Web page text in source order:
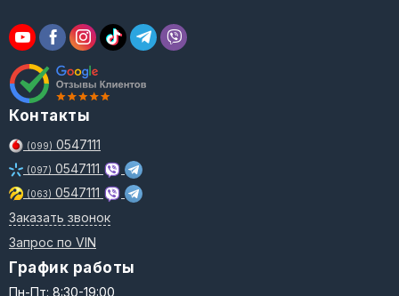
Контакты
(099) 0547111
(097) 0547111
(063) 0547111
Заказать звонок
Запрос по VIN
График работы
Пн-Пт: 8:30-19:00